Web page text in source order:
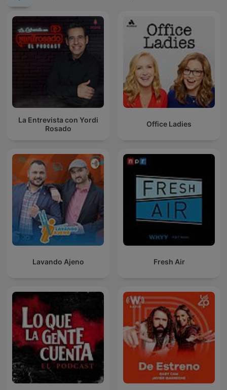
La Entrevista con Yordi
Rosado
Office Ladies
Lavando Ajeno Fresh Air